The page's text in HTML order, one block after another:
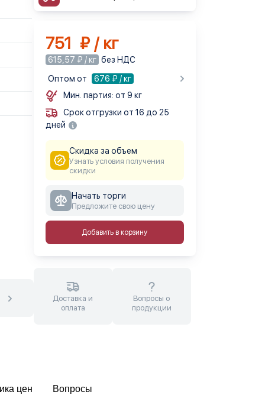
751 ₽ / кг
615,57 ₽ / кг без НДС
Оптом от
676 ₽ / кг
Мин. партия: от 9 кг
Срок отгрузки от 16 до 25
дней
Скидка за объем
Узнать условия получения
скидки
Начать торги
Предложите свою цену
Добавить в корзину
Доставка и
оплата
Вопросы о
продукции
цен Вопросы